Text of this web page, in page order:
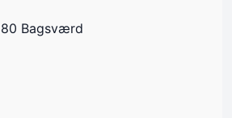
Bagsværd